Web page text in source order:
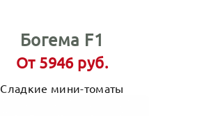
Богема F1
От 5946 руб.
Сладкие мини-томаты